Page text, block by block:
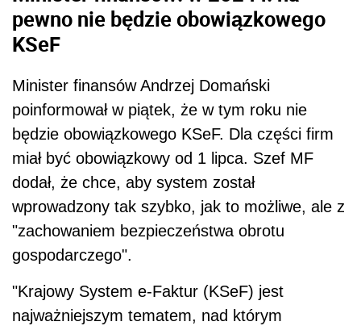
pewno nie będzie obowiązkowego
KSeF
Minister finansów Andrzej Domański
poinformował w piątek, że w tym roku nie
będzie obowiązkowego KSeF. Dla części firm
miał być obowiązkowy od 1 lipca. Szef MF
dodał, że chce, aby system został
wprowadzony tak szybko, jak to możliwe, ale z
"zachowaniem bezpieczeństwa obrotu
gospodarczego".
"Krajowy System e-Faktur (KSeF) jest
najważniejszym tematem, nad którym